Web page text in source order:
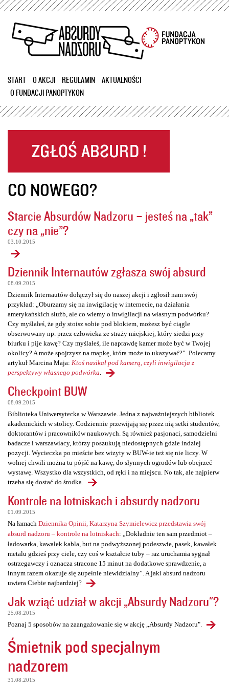
Przejdź
treści
START O AKCJI REGULAMIN
AKTUALNOŚCI
O FUNDACJI PANOPTYKON
CO NOWEGO?
Starcie Absurdów Nadzoru – jesteś na „tak”
czy na „nie”?
03.10.2015
Dziennik Internautów zgłasza swój absurd
08.09.2015
Dziennik Internautów dołączył się do naszej akcji i zgłosił nam swój
przykład: „Oburzamy się na inwigilację w internecie, na działania
amerykańskich służb, ale co wiemy o inwigilacji na własnym podwórku?
Czy myślałeś, że gdy stoisz sobie pod blokiem, możesz być ciągle
obserwowany np. przez człowieka ze straży miejskiej, który siedzi przy
biurku i pije kawę? Czy myślałeś, ile naprawdę kamer może być w Twojej
okolicy? A może spojrzysz na mapkę, która może to ukazywać?”. Polecamy
artykuł Marcina Maja: Ktoś nasikał pod kamerą, czyli inwigilacja z
perspektywy własnego podwórka
Checkpoint BUW
08.09.2015
Biblioteka Uniwersytecka w Warszawie. Jedna z najważniejszych bibliotek
akademickich w stolicy. Codziennie przewijają się przez nią setki studentów,
doktorantów i pracowników naukowych. Są również pasjonaci, samodzielni
badacze i warszawiacy, którzy poszukują niedostępnych gdzie indziej
pozycji. Wycieczka po mieście bez wizyty w BUW-ie też się nie liczy. W
wolnej chwili można tu pójść na kawę, do słynnych ogrodów lub obejrzeć
wystawę. Wszystko dla wszystkich, od ręki i na miejscu. No tak, ale najpierw
trzeba się dostać do środka.
Kontrole na lotniskach i absurdy nadzoru
01.09.2015
Na łamach Dziennika Opinii, Katarzyna Szymielewicz przedstawia swój
absurd nadzoru – kontrole na lotniskach: „Dokładnie ten sam przedmiot –
ładowarka, kawałek kabla, but na podwyższonej podeszwie, pasek, kawałek
metalu gdzieś przy ciele, czy coś w kształcie tuby – raz uruchamia sygnał
ostrzegawczy i oznacza stracone 15 minut na dodatkowe sprawdzenie, a
innym razem okazuje się zupełnie niewidzialny”. A jaki absurd nadzoru
uwiera Ciebie najbardziej?
Jak wziąć udział w akcji „Absurdy Nadzoru"?
25.08.2015
Poznaj 5 sposobów na zaangażowanie się w akcję „Absurdy Nadzoru".
Śmietnik pod specjalnym
nadzorem
31.08.2015